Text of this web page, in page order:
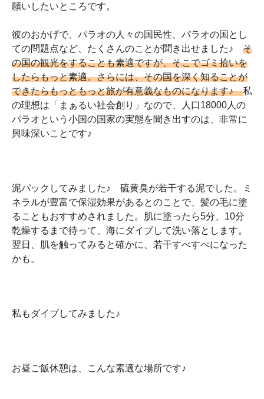
願いしたいところです。
彼のおかげで、パラオの人々の国民性、パラオの国とし
ての問題点など、たくさんのことが聞き出せました♪ そ
の国の観光をすることも素適ですが、そこでゴミ拾いを
したらもっと素適。さらには、その国を深く知ることが
できたらもっともっと旅が有意義なものになります♪私
の理想は「まぁるい社会創り」なので、人口18000人の
パラオという小国の国家の実態を聞き出すのは、非常に
興味深いことです♪
泥パックしてみました♪ 硫黄臭が若干する泥でした。ミ
ネラルが豊富で保湿効果があるとのことで、髪の毛に塗
ることもおすすめされました。肌に塗ったら5分、10分
乾燥するまで待って、海にダイブして洗い落とします。
翌日、肌を触ってみると確かに、若干すべすべになった
かも。
私もダイブしてみました♪
お昼ご飯休憩は、こんな素適な場所です♪